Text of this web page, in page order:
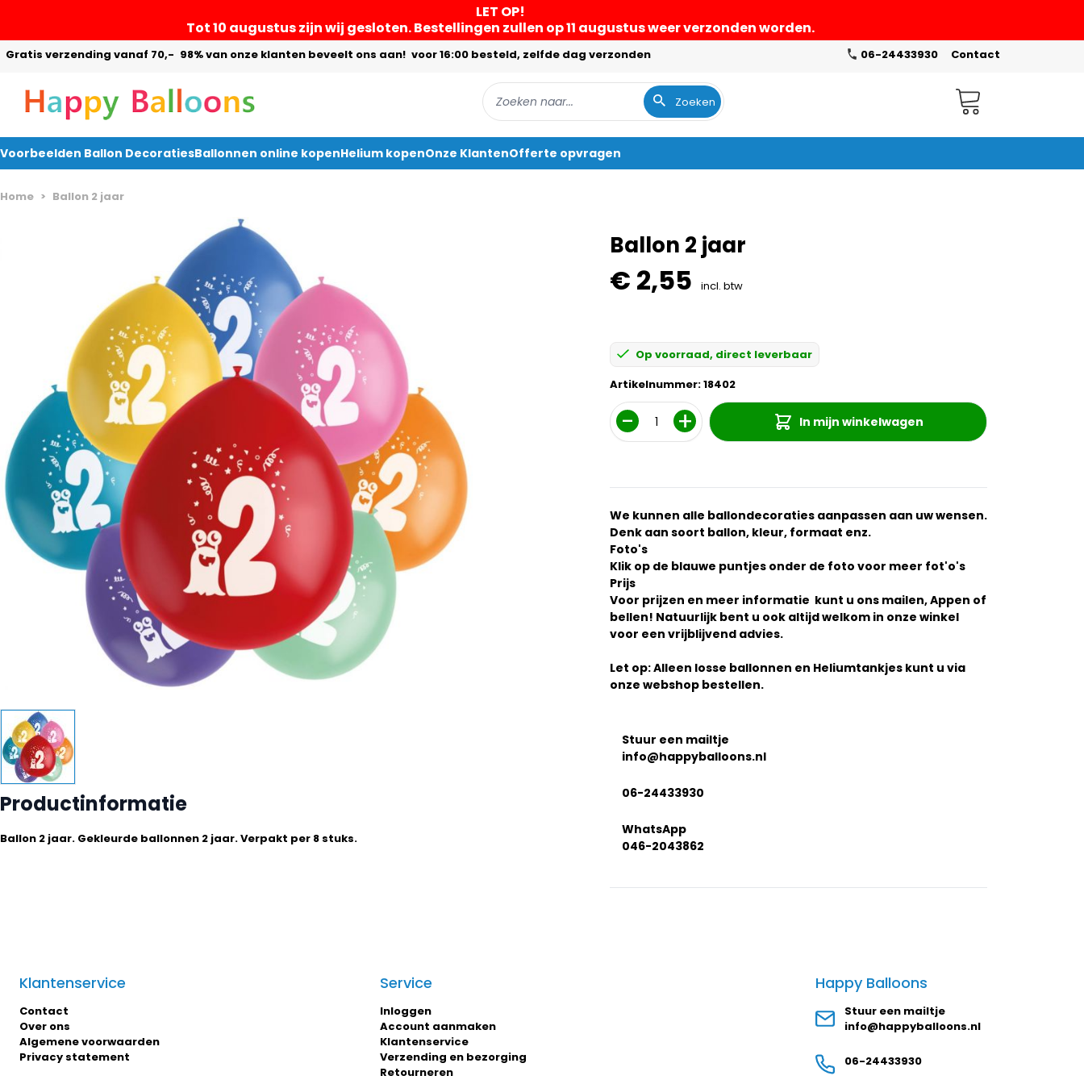
LET OP!
Tot 10 augustus zijn wij gesloten. Bestellingen zullen op 11 augustus weer verzonden worden.
Gratis verzending vanaf 70,- 98% van onze klanten beveelt ons aan! voor 16:00 besteld, zelfde dag verzonden 06-24433930 Contact
Zoeken Winkelwagen
Voorbeelden Ballon DecoratiesBallonnen online kopenHelium kopenOnze KlantenOfferte opvragen
Home > Ballon 2 jaar
Ballon 2 jaar
€ 2,55 incl. btw
Op voorraad, direct leverbaar
Artikelnummer:18402
Aantal
In mijn winkelwagen
We kunnen alle ballondecoraties aanpassen aan uw wensen.
Denk aan soort ballon, kleur, formaat enz.
Foto's
Klik op de blauwe puntjes onder de foto voor meer fot'o's
Prijs
Voor prijzen en meer informatie kunt u ons mailen, Appen of
bellen! Natuurlijk bent u ook altijd welkom in onze winkel
voor een vrijblijvend advies.
Let op: Alleen losse ballonnen en Heliumtankjes kunt u via
onze webshop bestellen.
Stuur een mailtje
info@happyballoons.nl
06-24433930
WhatsApp
046-2043862
Productinformatie
Ballon 2 jaar. Gekleurde ballonnen 2 jaar. Verpakt per 8 stuks.
Klantenservice
Contact
Over ons
Algemene voorwaarden
Privacy statement
Service
Inloggen
Account aanmaken
Klantenservice
Verzending en bezorging
Retourneren
Happy Balloons
Stuur een mailtje
info@happyballoons.nl
06-24433930